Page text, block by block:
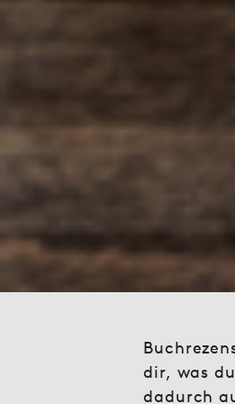
dir, was
dadurch